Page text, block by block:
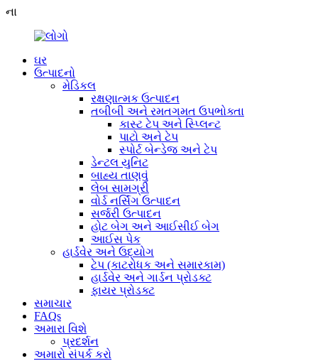
ના
ઘર
ઉત્પાદનો
મેડિકલ
રક્ષણાત્મક ઉત્પાદન
તબીબી અને રમતગમત ઉપભોક્તા
કાસ્ટ ટેપ અને સ્પ્લિન્ટ
પાટો અને ટેપ
સ્પોર્ટ બેન્ડેજ અને ટેપ
ડેન્ટલ યુનિટ
બાહ્ય તાણવું
લેબ સામગ્રી
વોર્ડ નર્સિંગ ઉત્પાદન
સર્જરી ઉત્પાદન
હોટ બેગ અને આઈસીઈ બેગ
આઈસ પેક
હાર્ડવેર અને ઉદ્યોગ
ટેપ (કાટરોધક અને સમારકામ)
હાર્ડવેર અને ગાર્ડન પ્રોડક્ટ
ફાયર પ્રોડક્ટ
સમાચાર
FAQs
અમારા વિશે
પ્રદર્શન
અમારો સંપર્ક કરો